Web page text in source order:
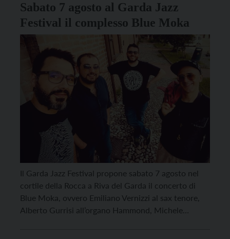
Sabato 7 agosto al Garda Jazz
Festival il complesso Blue Moka
Il Garda Jazz Festival propone sabato 7 agosto nel
cortile della Rocca a Riva del Garda il concerto di
Blue Moka, ovvero Emiliano Vernizzi al sax tenore,
Alberto Gurrisi all’organo Hammond, Michele